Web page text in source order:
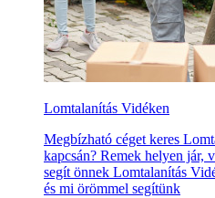
Lomtalanítás Vidéken
Megbízható céget keres
kapcsán? Remek helyen jár,
segít önnek Lomtalanítás
és mi örömmel segítünk